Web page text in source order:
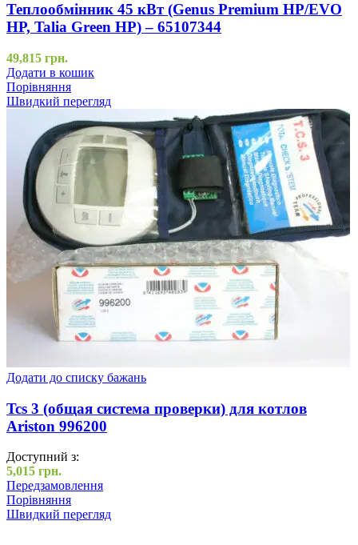
Теплообмінник 45 кВт (Genus Premium HP/EVO
HP, Talia Green HP) – 65107344
49,815 грн.
Додати в кошик
Порівняння
Швидкий перегляд
Додати до списку бажань
Tcs 3 (общая система проверки) для котлов
Ariston 996200
Доступний з:
5,015 грн.
Передзамовлення
Порівняння
Швидкий перегляд